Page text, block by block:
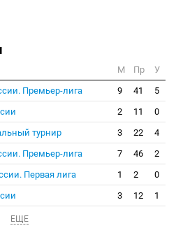
М Пр
У
Премьер-лига 9 41
5
2 11
0
турнир 3 22
4
Премьер-лига 7 46
2
Первая лига 1 2
0
3 12 1
ЕЩЕ